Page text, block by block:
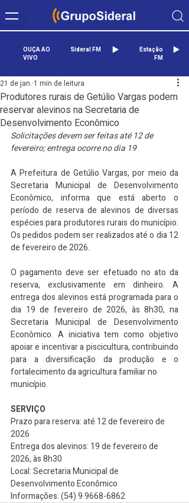
OUÇA AO
VIVO
Sideral FM
Estação
FM
Produtores rurais de Getúlio Vargas podem
reservar alevinos na Secretaria de
Desenvolvimento Econômico
21 de jan. 1 min de leitura
Solicitações devem ser feitas até 12 de
fevereiro; entrega ocorre no dia 19
A Prefeitura de Getúlio Vargas, por meio da
Secretaria Municipal de Desenvolvimento
Econômico, informa que está aberto o
período de reserva de alevinos de diversas
espécies para produtores rurais do município.
Os pedidos podem ser realizados até o dia 12
de fevereiro de 2026.
O pagamento deve ser efetuado no ato da
reserva, exclusivamente em dinheiro. A
entrega dos alevinos está programada para o
dia 19 de fevereiro de 2026, às 8h30, na
Secretaria Municipal de Desenvolvimento
Econômico. A iniciativa tem como objetivo
apoiar e incentivar a piscicultura, contribuindo
para a diversificação da produção e o
fortalecimento da agricultura familiar no
município.
SERVIÇO
Prazo para reserva: até 12 de fevereiro de
2026
Entrega dos alevinos: 19 de fevereiro de
2026, às 8h30
Local: Secretaria Municipal de
Desenvolvimento Econômico
Informações: (54) 9 9668-6862